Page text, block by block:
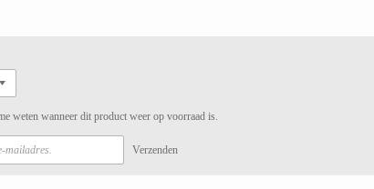
weten wanneer dit product weer op voorraad is.
Verzenden